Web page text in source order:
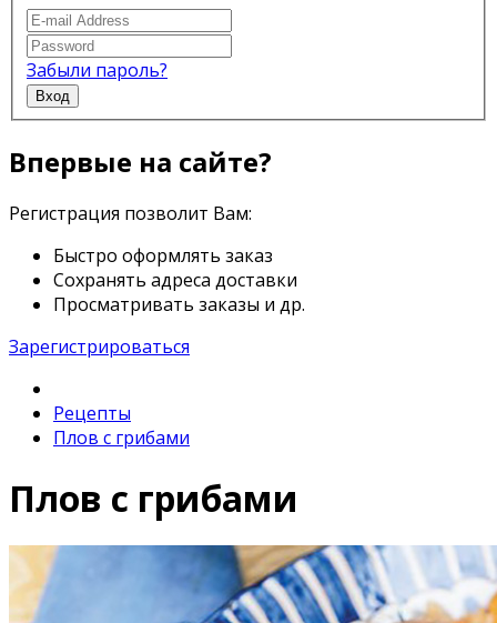
Забыли пароль?
Вход
Впервые на сайте?
Регистрация позволит Вам:
Быстро оформлять заказ
Сохранять адреса доставки
Просматривать заказы и др.
Зарегистрироваться
Рецепты
Плов с грибами
Плов с грибами